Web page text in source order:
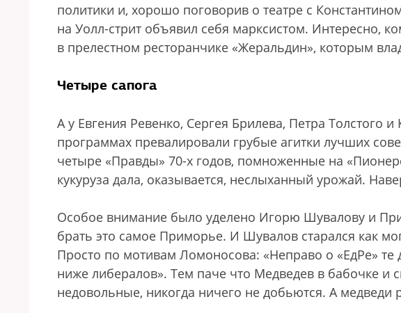
политики и, хорошо поговорив о театре с
на Уолл-стрит объявил себя марксистом. Интересно,
в прелестном ресторанчике «Жеральдин», которым
Четыре сапога
А у Евгения Ревенко, Сергея Брилева, Петра Толстого
программах превалировали грубые агитки лучших
четыре «Правды» 70-х годов, помноженные на
кукуруза дала, оказывается, неслыханный урожай.
Особое внимание было уделено Игорю Шувалову и
брать это самое Приморье. И Шувалов старался как
Просто по мотивам Ломоносова: «Неправо о «ЕдРе» те
ниже либералов». Тем паче что Медведев в бабочке и
недовольные, никогда ничего не добьются. А медведи